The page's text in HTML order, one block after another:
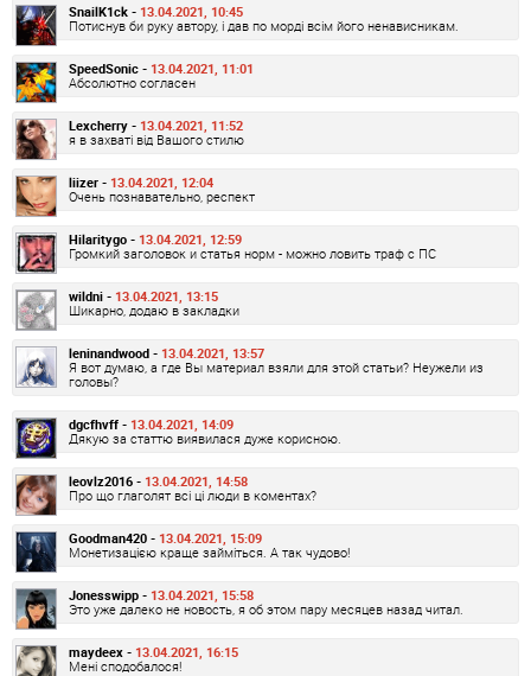
SnailK1ck - 13.04.2021, 10:45
Потиснув би руку автору, і дав по морді всім його ненависникам.
SpeedSonic - 13.04.2021, 11:01
Абсолютно согласен
Lexcherry - 13.04.2021, 11:52
я в захваті від Вашого стилю
liizer - 13.04.2021, 12:04
Очень познавательно, респект
Hilaritygo - 13.04.2021, 12:59
Громкий заголовок и статья норм - можно ловить траф с ПС
wildni - 13.04.2021, 13:15
Шикарно, додаю в закладки
leninandwood - 13.04.2021, 13:57
Я вот думаю, а где Вы материал взяли для этой статьи? Неужели из
головы?
dgcfhvff - 13.04.2021, 14:09
Дякую за статтю виявилася дуже корисною.
leovlz2016 - 13.04.2021, 14:58
Про що глаголят всі ці люди в коментах?
Goodman420 - 13.04.2021, 15:09
Монетизацією краще займіться. А так чудово!
Jonesswipp - 13.04.2021, 15:58
Это уже далеко не новость, я об этом пару месяцев назад читал.
maydeex - 13.04.2021, 16:15
Мені сподобалося!